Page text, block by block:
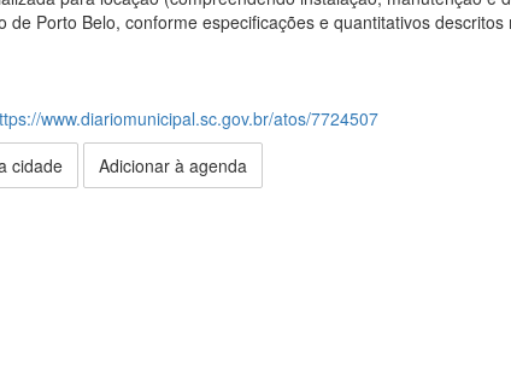
Porto Belo, conforme especificações e quantitativos
www.diariomunicipal.sc.gov.br/atos/7724507
cidade Adicionar à agenda